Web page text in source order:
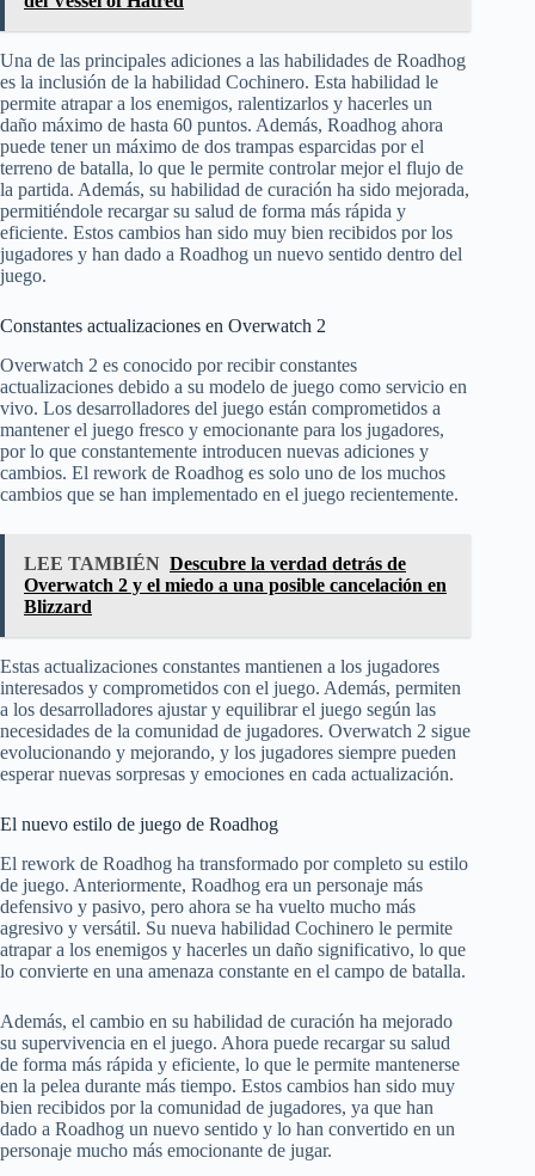
Una de las principales adiciones a las habilidades de Roadhog
es la inclusión de la habilidad Cochinero. Esta habilidad le
permite atrapar a los enemigos, ralentizarlos y hacerles un
daño máximo de hasta 60 puntos. Además, Roadhog ahora
puede tener un máximo de dos trampas esparcidas por el
terreno de batalla, lo que le permite controlar mejor el flujo de
la partida. Además, su habilidad de curación ha sido mejorada,
permitiéndole recargar su salud de forma más rápida y
eficiente. Estos cambios han sido muy bien recibidos por los
jugadores y han dado a Roadhog un nuevo sentido dentro del
juego.
Constantes actualizaciones en Overwatch 2
Overwatch 2 es conocido por recibir constantes
actualizaciones debido a su modelo de juego como servicio en
vivo. Los desarrolladores del juego están comprometidos a
mantener el juego fresco y emocionante para los jugadores,
por lo que constantemente introducen nuevas adiciones y
cambios. El rework de Roadhog es solo uno de los muchos
cambios que se han implementado en el juego recientemente.
LEE TAMBIÉN Descubre la verdad detrás de
Overwatch 2 y el miedo a una posible cancelación en
Blizzard
Estas actualizaciones constantes mantienen a los jugadores
interesados y comprometidos con el juego. Además, permiten
a los desarrolladores ajustar y equilibrar el juego según las
necesidades de la comunidad de jugadores. Overwatch 2 sigue
evolucionando y mejorando, y los jugadores siempre pueden
esperar nuevas sorpresas y emociones en cada actualización.
El nuevo estilo de juego de Roadhog
El rework de Roadhog ha transformado por completo su estilo
de juego. Anteriormente, Roadhog era un personaje más
defensivo y pasivo, pero ahora se ha vuelto mucho más
agresivo y versátil. Su nueva habilidad Cochinero le permite
atrapar a los enemigos y hacerles un daño significativo, lo que
lo convierte en una amenaza constante en el campo de batalla.
Además, el cambio en su habilidad de curación ha mejorado
su supervivencia en el juego. Ahora puede recargar su salud
de forma más rápida y eficiente, lo que le permite mantenerse
en la pelea durante más tiempo. Estos cambios han sido muy
bien recibidos por la comunidad de jugadores, ya que han
dado a Roadhog un nuevo sentido y lo han convertido en un
personaje mucho más emocionante de jugar.